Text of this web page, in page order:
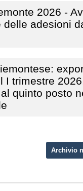
2026 -
delle adesioni
I trimestre
quinto posto
Archivio